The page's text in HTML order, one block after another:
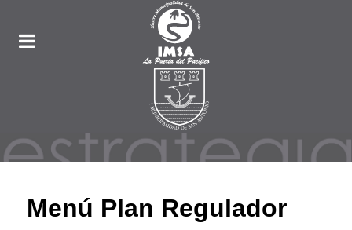
Menú Plan Regulador